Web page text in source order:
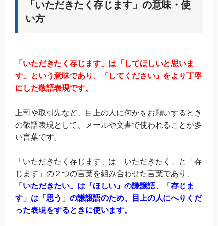
「いただきたく存じます」の意味・使
い方
「いただきたく存じます」は「してほしいと思いま
す」という意味であり、「してください」をより丁寧
にした敬語表現です。
上司や取引先など、目上の人に何かをお願いするとき
の敬語表現として、メールや文書で使われることが多
い言葉です。
「いただきたく存じます」は「いただきたく」と「存
じます」の２つの言葉を組み合わせた言葉であり、
「いただきたい」は「ほしい」の謙譲語、「存じま
す」は「思う」の謙譲語のため、目上の人にへりくだ
った表現をするときに使います。